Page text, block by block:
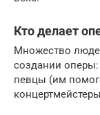
Кто делает
Множество
создании
певцы (им